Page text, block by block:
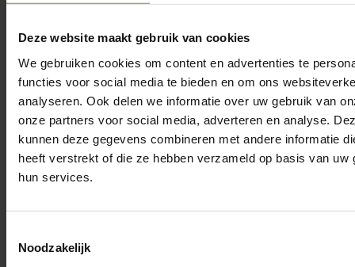
Deze website maakt gebruik van cookies
We gebruiken cookies om content en advertenties te
functies voor social media te bieden en om ons
analyseren. Ook delen we informatie over uw gebruik van
onze partners voor social media, adverteren en analyse.
kunnen deze gegevens combineren met andere informatie
heeft verstrekt of die ze hebben verzameld op basis van uw
hun services.
Noodzakelijk
Security by Design:Wij integreren
beveiliging in elke fase van de Software
Development Lifecycle (SDLC), van het
eerste ontwerp en threat modeling tot de
ontwikkeling, het testen en de
implementatie. Deze 'Shift Left'-
benadering stelt ons in staat om
het meest effectief en efficiënt is.